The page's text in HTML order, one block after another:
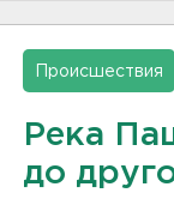
Происшествия
Река
до